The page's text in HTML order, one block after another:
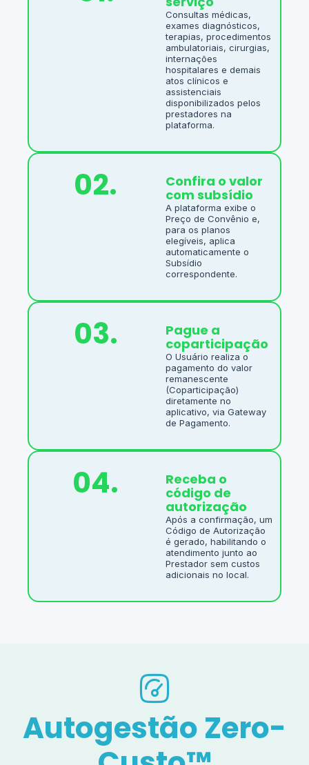
Consultas médicas,
exames diagnósticos,
terapias, procedimentos
ambulatoriais, cirurgias,
internações
hospitalares e demais
atos clínicos e
assistenciais
disponibilizados pelos
prestadores na
plataforma.
02.
Confira o valor
com subsídio
A plataforma exibe o
Preço de Convênio e,
para os planos
elegíveis, aplica
automaticamente o
Subsídio
correspondente.
03.
Pague a
coparticipação
O Usuário realiza o
pagamento do valor
remanescente
(Coparticipação)
diretamente no
aplicativo, via Gateway
de Pagamento.
04.
Receba o
código de
autorização
Após a confirmação, um
Código de Autorização
é gerado, habilitando o
atendimento junto ao
Prestador sem custos
adicionais no local.
Autogestão Zero-